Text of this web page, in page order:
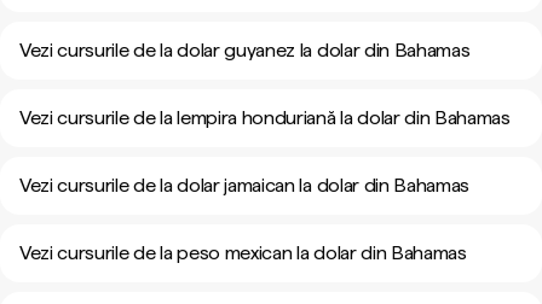
Vezi cursurile de la dolar guyanez la dolar din Bahamas
Vezi cursurile de la lempira honduriană la dolar din Bahamas
Vezi cursurile de la dolar jamaican la dolar din Bahamas
Vezi cursurile de la peso mexican la dolar din Bahamas